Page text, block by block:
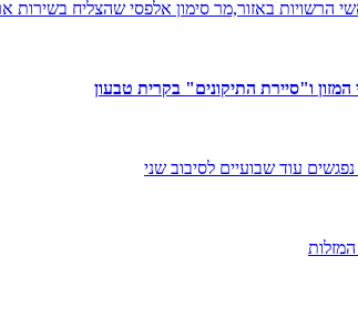
הרשויות באזור,מר סימון אלפסי שהצליח
ו"סיירת התיקונים" בקרית טבעון
נפגשים עוד שבועיים לסיבוב שני